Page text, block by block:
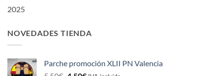
2025
NOVEDADES TIENDA
Parche promoción XLII PN Valencia